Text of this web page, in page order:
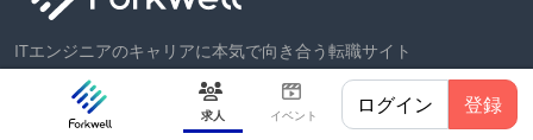
求人 イベント ログイン 登録
ITエンジニアのキャリアに本気で向き合う転職サイト
利用規約
プライバシーポリシー